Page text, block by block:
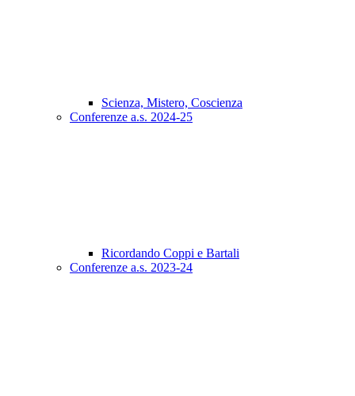
Scienza, Mistero, Coscienza
Conferenze a.s. 2024-25
Ricordando Coppi e Bartali
Conferenze a.s. 2023-24